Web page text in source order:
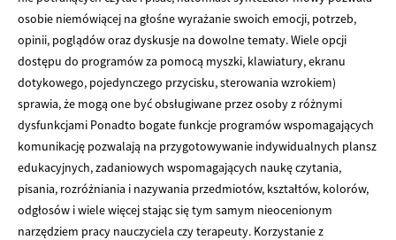
osobie niemówiącej na głośne wyrażanie swoich emocji, potrzeb,
opinii, poglądów oraz dyskusje na dowolne tematy. Wiele opcji
dostępu do programów za pomocą myszki, klawiatury, ekranu
dotykowego, pojedynczego przycisku, sterowania wzrokiem)
sprawia, że mogą one być obsługiwane przez osoby z różnymi
dysfunkcjami Ponadto bogate funkcje programów wspomagających
komunikację pozwalają na przygotowywanie indywidualnych plansz
edukacyjnych, zadaniowych wspomagających naukę czytania,
pisania, rozróżniania i nazywania przedmiotów, kształtów, kolorów,
odgłosów i wiele więcej stając się tym samym nieocenionym
narzędziem pracy nauczyciela czy terapeuty. Korzystanie z